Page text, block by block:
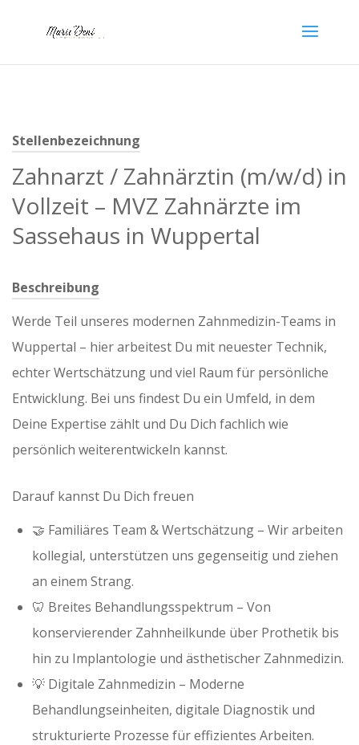
Stellenbezeichnung
Zahnarzt / Zahnärztin (m/w/d) in
Vollzeit – MVZ Zahnärzte im
Sassehaus in Wuppertal
Beschreibung
Werde Teil unseres modernen Zahnmedizin-Teams in
Wuppertal – hier arbeitest Du mit neuester Technik,
echter Wertschätzung und viel Raum für persönliche
Entwicklung. Bei uns findest Du ein Umfeld, in dem
Deine Expertise zählt und Du Dich fachlich wie
persönlich weiterentwickeln kannst.
Darauf kannst Du Dich freuen
🤝 Familiäres Team & Wertschätzung – Wir arbeiten
kollegial, unterstützen uns gegenseitig und ziehen
an einem Strang.
🦷 Breites Behandlungsspektrum – Von
konservierender Zahnheilkunde über Prothetik bis
hin zu Implantologie und ästhetischer Zahnmedizin.
💡 Digitale Zahnmedizin – Moderne
Behandlungseinheiten, digitale Diagnostik und
strukturierte Prozesse für effizientes Arbeiten.